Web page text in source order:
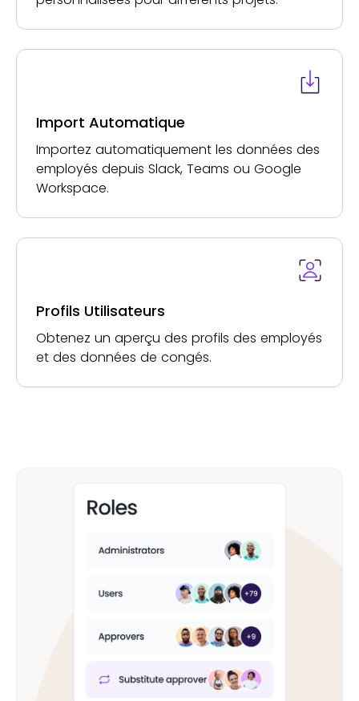
Import Automatique
Importez automatiquement les données des
employés depuis Slack, Teams ou Google
Workspace.
Profils Utilisateurs
Obtenez un aperçu des profils des employés
et des données de congés.